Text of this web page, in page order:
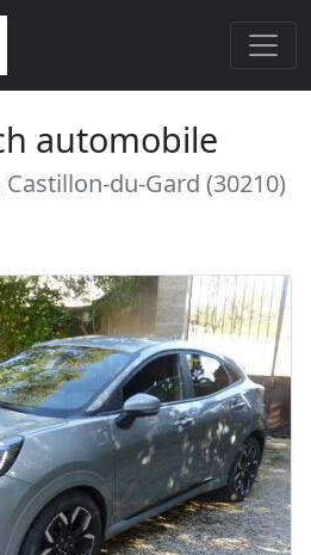
automobile
du-Gard (30210)